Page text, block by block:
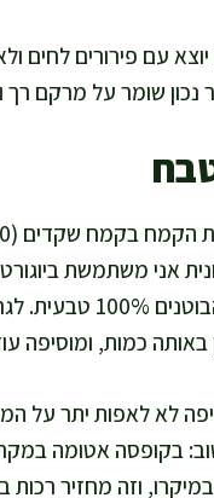
נכון שומר על מרקם רך
טחונים עם 6 כפות
עוד 20–30 מ"ל נוזל לפי
לא לאפות יתר על